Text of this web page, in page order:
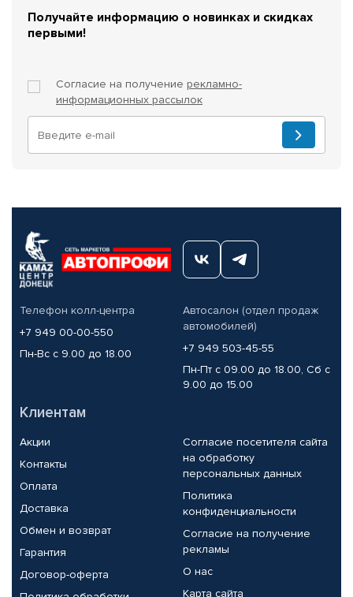
Получайте информацию о новинках и скидках
первыми!
Согласие на получение рекламно-
информационных рассылок
Телефон колл-центра
+7 949 00-00-550
Пн-Вс с 9.00 до 18.00
Автосалон (отдел продаж
автомобилей)
+7 949 503-45-55
Пн-Пт с 09.00 до 18.00, Сб с
9.00 до 15.00
Клиентам
Акции
Контакты
Оплата
Доставка
Обмен и возврат
Гарантия
Договор-оферта
Согласие посетителя сайта
на обработку
персональных данных
Политика
конфиденциальности
Согласие на получение
рекламы
О нас
Карта сайта